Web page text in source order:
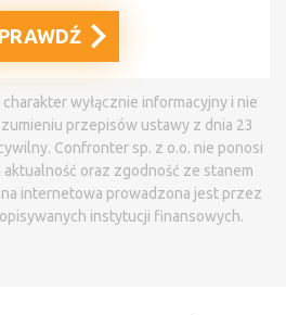
wyłącznie informacyjny i nie
przepisów ustawy z dnia 23
Confronter sp. z o.o. nie ponosi
oraz zgodność ze stanem
internetowa prowadzona jest przez
instytucji finansowych.